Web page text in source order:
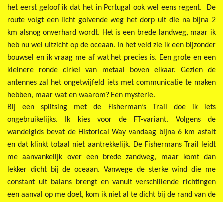
het eerst geloof ik dat het in Portugal ook wel eens regent. De
route volgt een licht golvende weg het dorp uit die na bijna 2
km alsnog onverhard wordt. Het is een brede landweg, maar ik
heb nu wel uitzicht op de oceaan. In het veld zie ik een bijzonder
bouwsel en ik vraag me af wat het precies is. Een grote en een
kleinere ronde cirkel van metaal boven elkaar. Gezien de
antennes zal het ongetwijfeld iets met communicatie te maken
hebben, maar wat en waarom? Een mysterie.
Bij een splitsing met de Fisherman’s Trail doe ik iets
ongebruikelijks. Ik kies voor de FT-variant. Volgens de
wandelgids bevat de Historical Way vandaag bijna 6 km asfalt
en dat klinkt totaal niet aantrekkelijk. De Fishermans Trail leidt
me aanvankelijk over een brede zandweg, maar komt dan
lekker dicht bij de oceaan. Vanwege de sterke wind die me
constant uit balans brengt en vanuit verschillende richtingen
een aanval op me doet, kom ik niet al te dicht bij de rand van de